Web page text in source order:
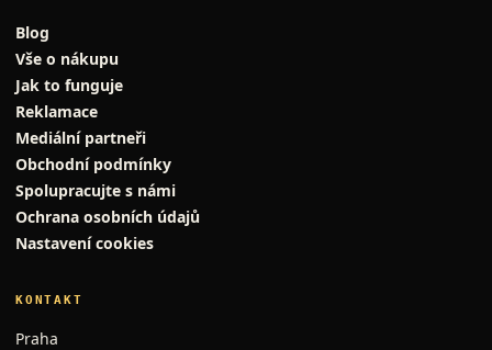
Blog
Vše o nákupu
Jak to funguje
Reklamace
Mediální partneři
Obchodní podmínky
Spolupracujte s námi
Ochrana osobních údajů
Nastavení cookies
KONTAKT
Praha